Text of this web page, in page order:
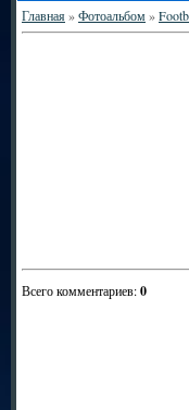
Главная»Фотоальбом»
Всего комментариев:0